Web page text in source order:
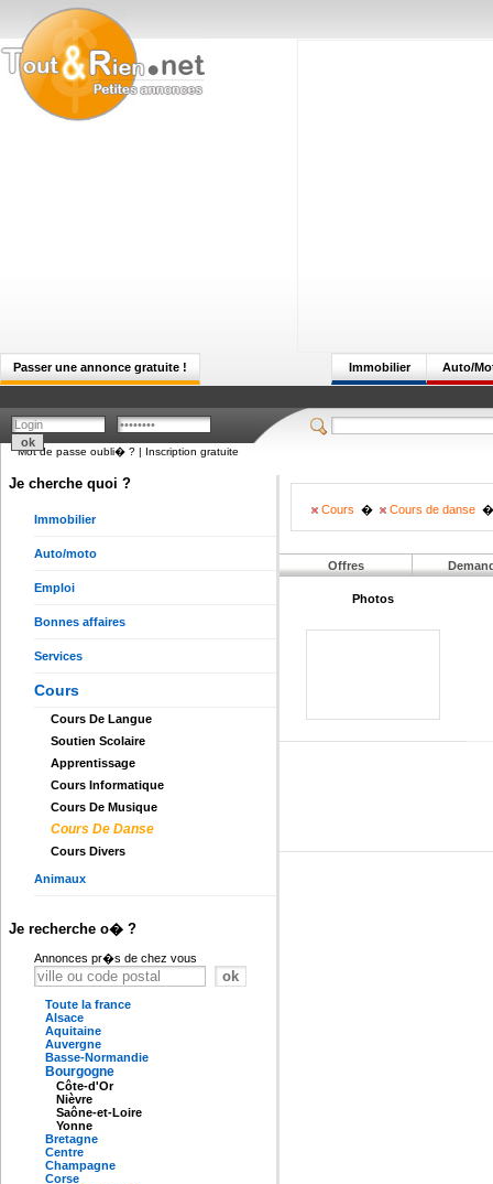
Passer une annonce gratuite ! Auto/
Immobilier
Mot de passe oubli� ? | Inscription gratuite
Je cherche quoi ?
Immobilier
Auto/moto
Emploi
Bonnes affaires
Services
Cours
Cours De Langue
Soutien Scolaire
Apprentissage
Cours Informatique
Cours De Musique
Cours De Danse
Cours Divers
Animaux
Je recherche o� ?
Annonces pr�s de chez vous
Toute la france
Alsace
Aquitaine
Auvergne
Basse-Normandie
Bourgogne
Côte-d'Or
Nièvre
Saône-et-Loire
Yonne
Bretagne
Centre
Champagne
Corse
Cours � Cours de danse
Offres
Photos